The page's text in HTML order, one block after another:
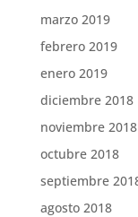
marzo 2019
febrero 2019
enero 2019
diciembre 2018
noviembre 2018
octubre 2018
septiembre
agosto 2018